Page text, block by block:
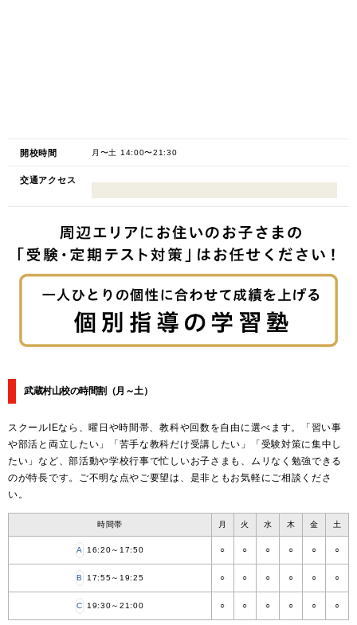
開校時間 月〜土 14:00〜21:30
交通アクセス
武蔵村山校の時間割 （月～土）
スクールIEなら、曜日や時間帯、教科や回数を自由に選べます。「習い事
や部活と両立したい」「苦手な教科だけ受講したい」「受験対策に集中し
たい」など、部活動や学校行事で忙しいお子さまも、ムリなく勉強できる
のが特長です。ご不明な点やご要望は、是非ともお気軽にご相談くださ
い。
時間帯 月 火 水 木 金 土
A 16:20～17:50 ○ ○ ○ ○ ○ ○
B 17:55～19:25 ○ ○ ○ ○ ○ ○
C 19:30～21:00 ○ ○ ○ ○ ○ ○